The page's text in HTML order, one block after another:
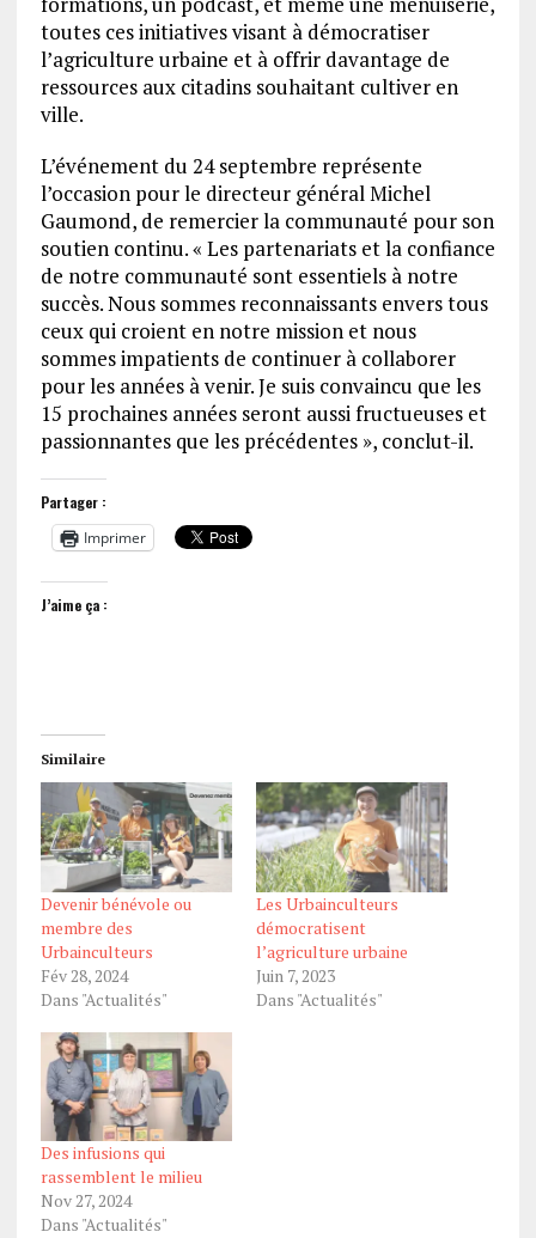
toutes ces initiatives visant à démocratiser
l’agriculture urbaine et à offrir davantage de
ressources aux citadins souhaitant cultiver en
ville.
L’événement du 24 septembre représente
l’occasion pour le directeur général Michel
Gaumond, de remercier la communauté pour son
soutien continu. « Les partenariats et la confiance
de notre communauté sont essentiels à notre
succès. Nous sommes reconnaissants envers tous
ceux qui croient en notre mission et nous
sommes impatients de continuer à collaborer
pour les années à venir. Je suis convaincu que les
15 prochaines années seront aussi fructueuses et
passionnantes que les précédentes », conclut-il.
Partager :
Imprimer
J’aime ça :
Similaire
Devenir bénévole ou
membre des
Urbainculteurs
Fév 28, 2024
Dans "Actualités"
Les Urbainculteurs
démocratisent
l’agriculture urbaine
Juin 7, 2023
Dans "Actualités"
Des infusions qui
rassemblent le milieu
Nov 27, 2024
Dans "Actualités"